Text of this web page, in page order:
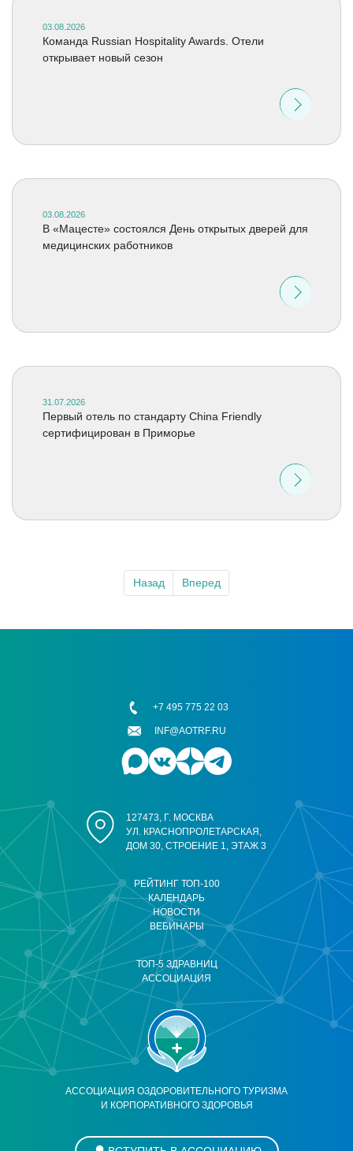
03.08.2026
Команда Russian Hospitality Awards. Отели
открывает новый сезон
03.08.2026
В «Мацесте» состоялся День открытых дверей для
медицинских работников
31.07.2026
Первый отель по стандарту China Friendly
сертифицирован в Приморье
Назад Вперед
АССОЦИАЦИЯ ОЗДОРОВИТЕЛЬНОГО ТУРИЗМА
И КОРПОРАТИВНОГО ЗДОРОВЬЯ
РЕЙТИНГ ТОП-100
КАЛЕНДАРЬ
НОВОСТИ
ВЕБИНАРЫ
ТОП-5 ЗДРАВНИЦ
АССОЦИАЦИЯ
127473, Г. МОСКВА
УЛ. КРАСНОПРОЛЕТАРСКАЯ,
ДОМ 30, СТРОЕНИЕ 1, ЭТАЖ 3
+7 495 775 22 03
INF@AOTRF.RU